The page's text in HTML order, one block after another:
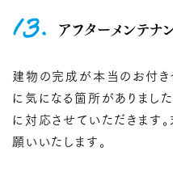
13. アフターメンテナ
建物の完成が本当のお付き
に気になる箇所がありまし
に対応させていただきます
願いいたします。